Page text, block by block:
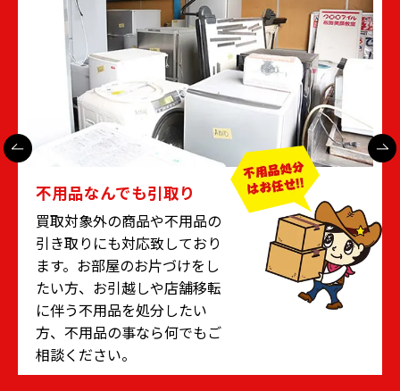
きなものを埋め込まないでしょう。
◆サラウンドシステム
このようにスピーカーはサイズおよび形状で分類さ
れますが、次のように設置場所で分類される場合も
あります。
センタースピーカー
リアスピーカー
これはコンサートホールや映画館と同じで、立体的
な音響を再現する際に使われます。ただし、あくま
で設置する場所ごとの分類のため、それぞれ決まっ
たスピーカーがあるわけではありません。先ほど紹
介したトールボーイ型をフロントに設置し、ブック
査定いたします。